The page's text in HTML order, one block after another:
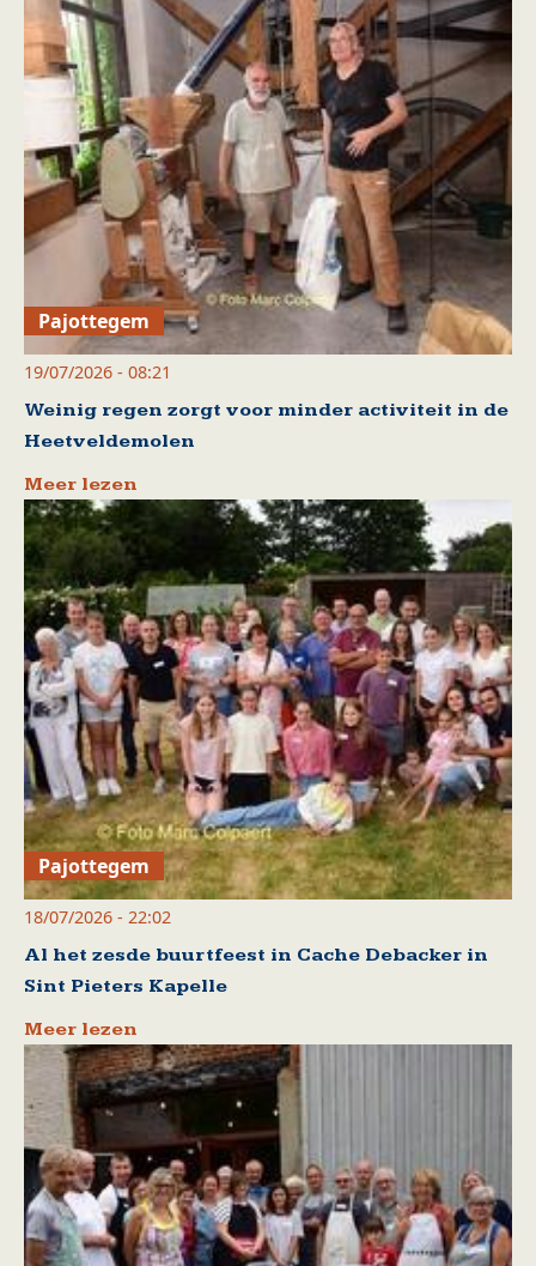
Pajottegem
19/07/2026 - 08:21
Weinig regen zorgt voor minder activiteit in de
Heetveldemolen
Meer lezen
Pajottegem
18/07/2026 - 22:02
Al het zesde buurtfeest in Cache Debacker in
Sint Pieters Kapelle
Meer lezen